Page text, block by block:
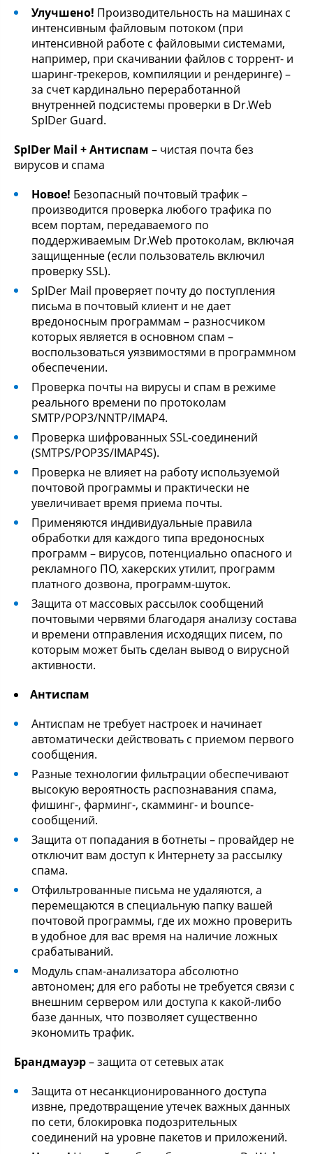
Улучшено! Производительность на машинах с
интенсивным файловым потоком (при
интенсивной работе с файловыми системами,
например, при скачивании файлов с торрент- и
шаринг-трекеров, компиляции и рендеринге) –
за счет кардинально переработанной
внутренней подсистемы проверки в Dr.Web
SpIDer Guard.
SpIDer Mail + Антиспам – чистая почта без
вирусов и спама
Новое! Безопасный почтовый трафик –
производится проверка любого трафика по
всем портам, передаваемого по
поддерживаемым Dr.Web протоколам, включая
защищенные (если пользователь включил
проверку SSL).
SpIDer Mail проверяет почту до поступления
письма в почтовый клиент и не дает
вредоносным программам – разносчиком
которых является в основном спам –
воспользоваться уязвимостями в программном
обеспечении.
Проверка почты на вирусы и спам в режиме
реального времени по протоколам
SMTP/POP3/NNTP/IMAP4.
Проверка шифрованных SSL-соединений
(SMTPS/POP3S/IMAP4S).
Проверка не влияет на работу используемой
почтовой программы и практически не
увеличивает время приема почты.
Применяются индивидуальные правила
обработки для каждого типа вредоносных
программ – вирусов, потенциально опасного и
рекламного ПО, хакерских утилит, программ
платного дозвона, программ-шуток.
Защита от массовых рассылок сообщений
почтовыми червями благодаря анализу состава
и времени отправления исходящих писем, по
которым может быть сделан вывод о вирусной
активности.
Антиспам
Антиспам не требует настроек и начинает
автоматически действовать с приемом первого
сообщения.
Разные технологии фильтрации обеспечивают
высокую вероятность распознавания спама,
фишинг-, фарминг-, скамминг- и bounce-
сообщений.
Защита от попадания в ботнеты – провайдер не
отключит вам доступ к Интернету за рассылку
спама.
Отфильтрованные письма не удаляются, а
перемещаются в специальную папку вашей
почтовой программы, где их можно проверить
в удобное для вас время на наличие ложных
срабатываний.
Модуль спам-анализатора абсолютно
автономен; для его работы не требуется связи с
внешним сервером или доступа к какой-либо
базе данных, что позволяет существенно
экономить трафик.
Брандмауэр– защита от сетевых атак
Защита от несанкционированного доступа
извне, предотвращение утечек важных данных
по сети, блокировка подозрительных
соединений на уровне пакетов и приложений.